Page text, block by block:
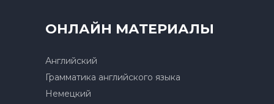
ОНЛАЙН МАТЕРИАЛЫ
Английский
Грамматика английского языка
Немецкий